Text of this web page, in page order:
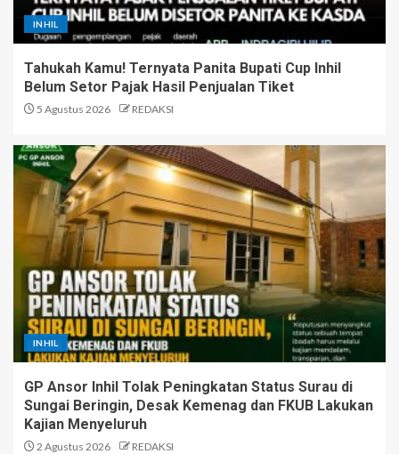
INHIL
Tahukah Kamu! Ternyata Panita Bupati Cup Inhil
Belum Setor Pajak Hasil Penjualan Tiket
5 Agustus 2026 REDAKSI
INHIL
GP Ansor Inhil Tolak Peningkatan Status Surau di
Sungai Beringin, Desak Kemenag dan FKUB Lakukan
Kajian Menyeluruh
2 Agustus 2026 REDAKSI